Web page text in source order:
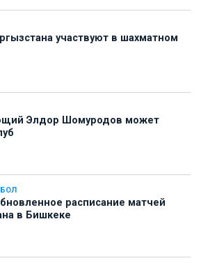
участвуют в шахматном
Элдор Шомуродов может
расписание матчей
в Бишкеке